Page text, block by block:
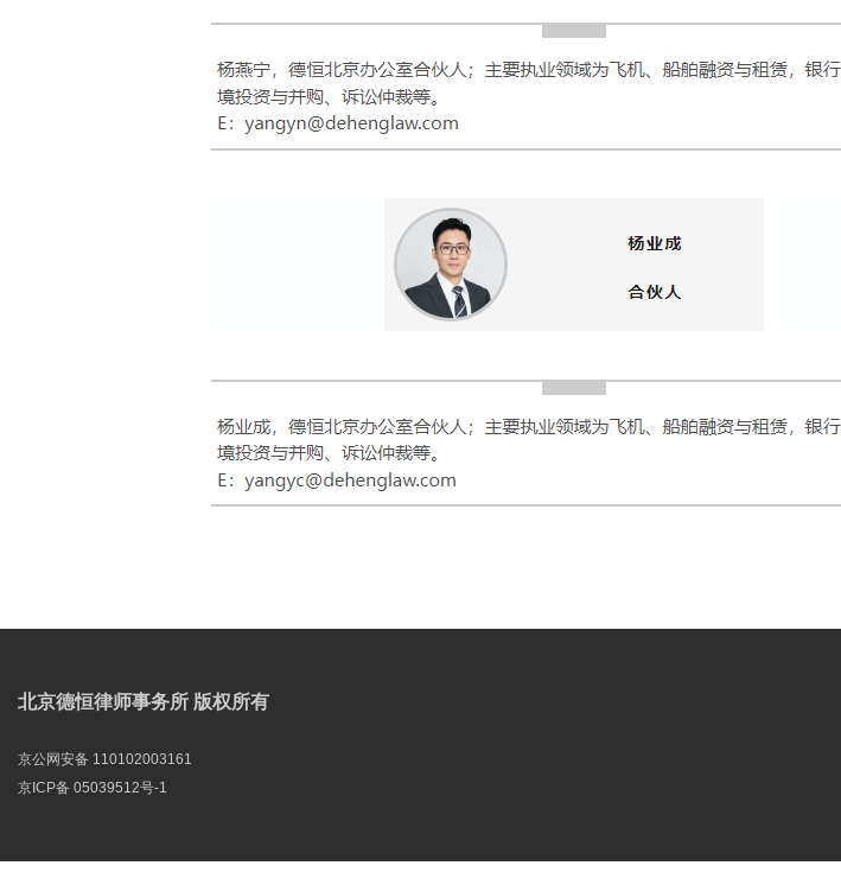
北京德恒律师事务所 版权所有
京公网安备 110102003161
京ICP备 05039512号-1